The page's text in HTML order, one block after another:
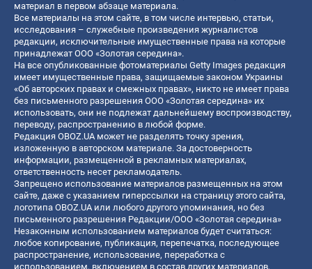
материал в первом абзаце материала.
Все материалы на этом сайте, в том числе интервью, статьи,
исследования – служебные произведения журналистов
редакции, исключительные имущественные права на которые
принадлежат ООО «Золотая середина».
На все опубликованные фотоматериалы Getty Images редакция
имеет имущественные права, защищаемые законом Украины
«Об авторских правах и смежных правах», никто не имеет права
без письменного разрешения ООО «Золотая середина» их
использовать, они не подлежат дальнейшему воспроизводству,
переводу, распространению в любой форме.
Редакция OBOZ.UA может не разделять точку зрения,
изложенную в авторском материале. За достоверность
информации, размещенной в рекламных материалах,
ответственность несет рекламодатель.
Запрещено использование материалов размещенных на этом
сайте, даже с указанием гиперссылки на страницу этого сайта,
логотипа OBOZ.UA или любого другого упоминания, но без
письменного разрешения Редакции/ООО «Золотая середина»
Незаконным использованием материалов будет считаться:
любое копирование, публикация, перепечатка, последующее
распространение, использование, переработка с
использованием, включением в состав других материалов,